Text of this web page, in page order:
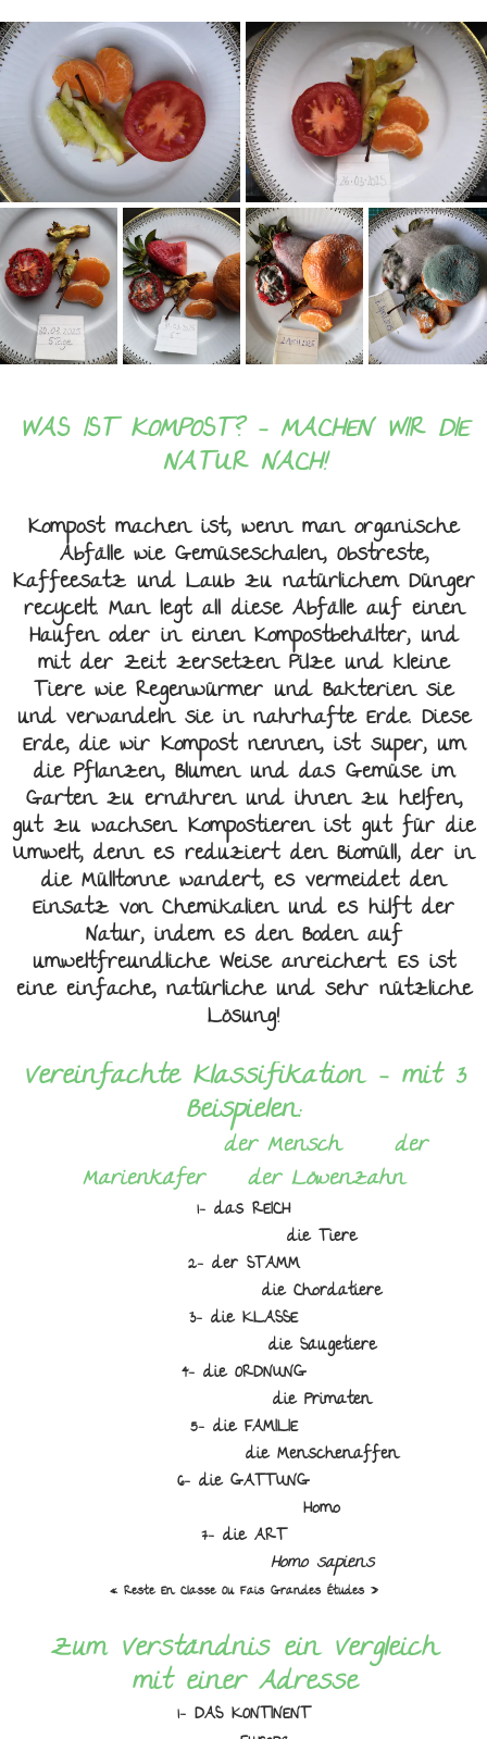
WAS IST KOMPOST? - MACHEN WIR DIE
NATUR NACH!
Kompost machen ist, wenn man organische
Abfälle wie Gemüseschalen, Obstreste,
Kaffeesatz und Laub zu natürlichem Dünger
recycelt. Man legt all diese Abfälle auf einen
Haufen oder in einen Kompostbehälter, und
mit der Zeit zersetzen Pilze und kleine
Tiere wie Regenwürmer und Bakterien sie
und verwandeln sie in nahrhafte Erde. Diese
Erde, die wir Kompost nennen, ist super, um
die Pflanzen, Blumen und das Gemüse im
Garten zu ernähren und ihnen zu helfen,
gut zu wachsen. Kompostieren ist gut für die
Umwelt, denn es reduziert den Biomüll, der in
die Mülltonne wandert, es vermeidet den
Einsatz von Chemikalien und es hilft der
Natur, indem es den Boden auf
umweltfreundliche Weise anreichert. Es ist
eine einfache, natürliche und sehr nützliche
Lösung!
Vereinfachte Klassifikation - mit 3
Beispielen:
der Mensch der
Marienkäfer der Löwenzahn
1- das REICH
die Tiere
2- der STAMM
die Chordatiere
3- die KLASSE
die Säugetiere
4- die ORDNUNG
die Primaten
5- die FAMILIE
die Menschenaffen
6- die GATTUNG
Homo
7- die ART
Homo sapiens
« Reste En Classe Ou Fais Grandes Études »
Zum Verständnis ein Vergleich
mit einer Adresse
1- DAS KONTINENT